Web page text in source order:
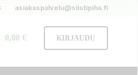
asiakaspalvelu@siistipiha.fi
0,00 € KIRJAUDU